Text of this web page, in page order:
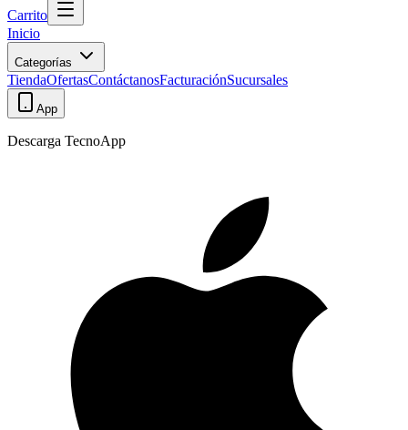
Carrito
Inicio
Categorías
TiendaOfertasContáctanosFacturaciónSucursales
App
Descarga TecnoApp